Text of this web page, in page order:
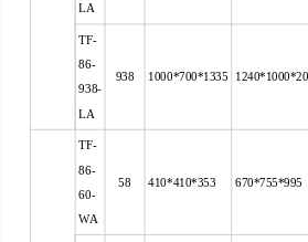
LA
TF-
86-
938-
LA
938 1000*700*1335
TF-
86-
60-
WA
58 410*410*353 670*755*995